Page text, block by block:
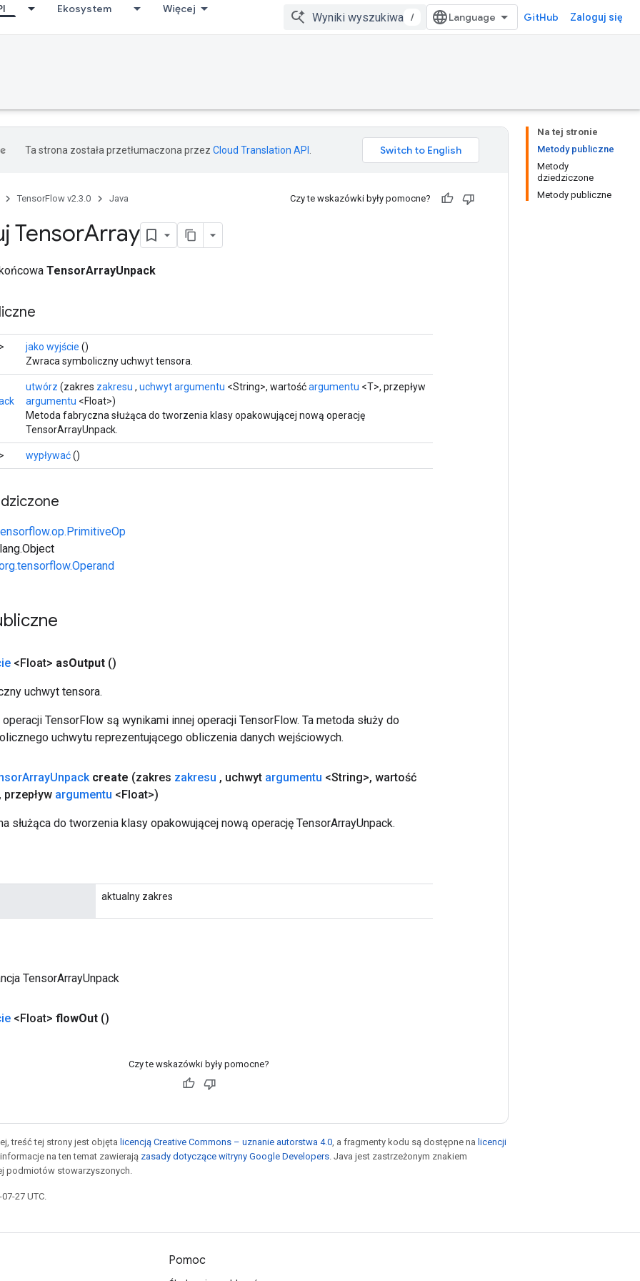
Ekosystem Więcej
/ GitHub Zaloguj się
Na tej stronie
Metody publiczne
Metody
dziedziczone
Metody publiczne
Ta strona została przetłumaczona przez Cloud Translation API
TensorFlow v2.3.0 Java Czy te wskazówki były pomocne?
TensorArray
TensorArrayUnpack
jako wyjście ()
Zwraca symboliczny uchwyt tensora.
utwórz (zakres zakresu , uchwyt argumentu <String>, wartośćargumentu <T>, przepływ
argumentu <Float>)
Metoda fabryczna służąca do tworzenia klasy opakowującej nową operację
TensorArrayUnpack.
wypływać()
<Float> asOutput ()
uchwyt tensora.
TensorFlow są wynikami innej operacji TensorFlow. Ta metoda służy do
uchwytu reprezentującego obliczenia danych wejściowych.
ArrayUnpack create (zakres zakresu , uchwyt argumentu <String>, wartość
, przepływ argumentu <Float>)
służąca do tworzenia klasy opakowującej nową operację TensorArrayUnpack.
aktualny zakres
TensorArrayUnpack
<Float> flowOut ()
Czy te wskazówki były pomocne?
treść tej strony jest objęta licencją Creative Commons – uznanie autorstwa 4.0 , a fragmenty kodu są dostępne na licencji
informacje na ten temat zawierają zasady dotyczące witryny Google Developers . Java jest zastrzeżonym znakiem
podmiotów stowarzyszonych.
27 UTC.
Pomoc